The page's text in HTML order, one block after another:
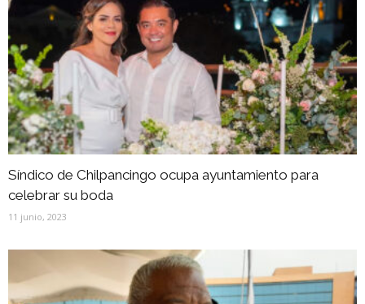
Síndico de Chilpancingo ocupa ayuntamiento para
celebrar su boda
11 junio, 2023